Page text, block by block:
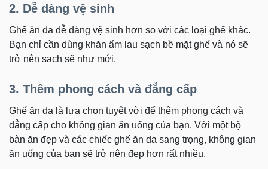
2. Dễ dàng vệ sinh
Ghế ăn da dễ dàng vệ sinh hơn so với các loại ghế khác.
Bạn chỉ cần dùng khăn ẩm lau sạch bề mặt ghế và nó sẽ
trở nên sạch sẽ như mới.
3. Thêm phong cách và đẳng cấp
Ghế ăn da là lựa chọn tuyệt vời để thêm phong cách và
đẳng cấp cho không gian ăn uống của bạn. Với một bộ
bàn ăn đẹp và các chiếc ghế ăn da sang trọng, không gian
ăn uống của bạn sẽ trở nên đẹp hơn rất nhiều.